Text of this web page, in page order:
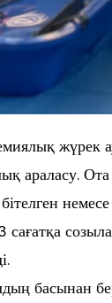
жүрек
араласу.
бітелген
басынан